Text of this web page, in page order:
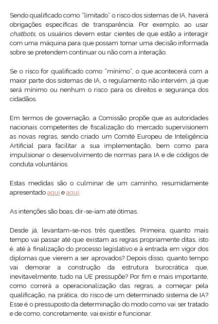
Sendo qualificado como “limitado” o risco dos sistemas de IA, haverá
obrigações específicas de transparência. Por exemplo, ao usar
chatbots, os usuários devem estar cientes de que estão a interagir
com uma máquina para que possam tomar uma decisão informada
sobre se pretendem continuar ou não com a interação.
Se o risco for qualificado como “mínimo”, o que acontecerá com a
maior parte dos sistemas de IA, o regulamento não intervém, já que
será mínimo ou nenhum o risco para os direitos e segurança dos
cidadãos.
Em termos de governação, a Comissão propõe que as autoridades
nacionais competentes de fiscalização do mercado supervisionem
as novas regras, sendo criado um Comité Europeu de Inteligência
Artificial para facilitar a sua implementação, bem como para
impulsionar o desenvolvimento de normas para IA e de códigos de
conduta voluntários.
Estas medidas são o culminar de um caminho, resumidamente
apresentado aqui e aqui.
As intenções são boas, dir-se-iam até ótimas.
Desde já, levantam-se-nos três questões. Primeira, quanto mais
tempo vai passar até que existam as regras propriamente ditas, isto
é, até à finalização do processo legislativo e à entrada em vigor dos
diplomas que vierem a ser aprovados? Depois disso, quanto tempo
vai demorar a construção da estrutura burocrática que,
inevitavelmente, tudo na UE pressupõe? Por fim e mais importante,
como correrá a operacionalização das regras, a começar pela
qualificação, na prática, do risco de um determinado sistema de IA?
Esse é o pressuposto da determinação do modo como vai ser tratado
e de como, concretamente, vai existir e funcionar.